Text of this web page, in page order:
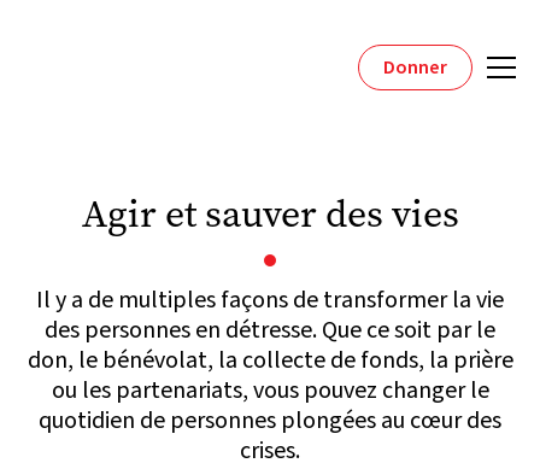
Donner
Agir et sauver des vies
Il y a de multiples façons de transformer la vie
des personnes en détresse. Que ce soit par le
don, le bénévolat, la collecte de fonds, la prière
ou les partenariats, vous pouvez changer le
quotidien de personnes plongées au cœur des
crises.